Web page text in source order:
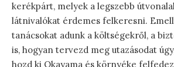
kerékpárt, melyek a legszebb
látnivalókat érdemes felkeresni.
tanácsokat adunk a költségekről, a
is, hogyan tervezd meg utazásodat
hozd ki Okayama és környéke